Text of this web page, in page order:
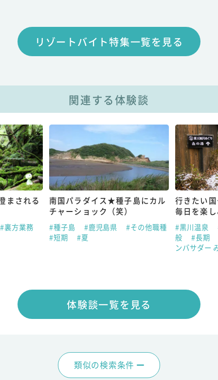
リゾートバイト特集一覧を見る
関連する体験談
まされる
#裏方業務
南国パラダイス★種子島にカル
チャーショック（笑）
#種子島 #鹿児島県
#その他職種
#短期
#夏
行きたい
毎日を楽
#黒川温泉
般
#長期
ンバサダー
体験談一覧を見る
類似の検索条件